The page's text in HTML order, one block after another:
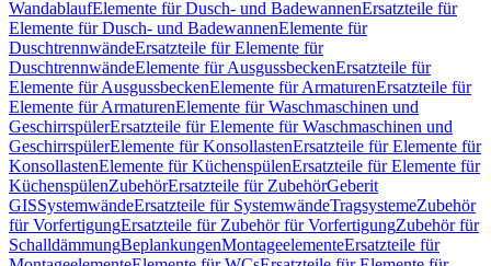
WandablaufElemente für Dusch- und BadewannenErsatzteile für
Elemente für Dusch- und BadewannenElemente für
DuschtrennwändeErsatzteile für Elemente für
DuschtrennwändeElemente für AusgussbeckenErsatzteile für
Elemente für AusgussbeckenElemente für ArmaturenErsatzteile für
Elemente für ArmaturenElemente für Waschmaschinen und
GeschirrspülerErsatzteile für Elemente für Waschmaschinen und
GeschirrspülerElemente für KonsollastenErsatzteile für Elemente für
KonsollastenElemente für KüchenspülenErsatzteile für Elemente für
KüchenspülenZubehörErsatzteile für ZubehörGeberit
GISSystemwändeErsatzteile für SystemwändeTragsystemeZubehör
für VorfertigungErsatzteile für Zubehör für VorfertigungZubehör für
SchalldämmungBeplankungenMontageelementeErsatzteile für